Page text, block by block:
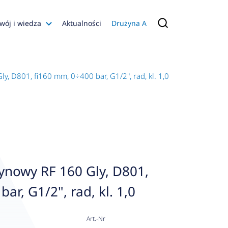
i wiedza
Konfiguratory
Aktualności Drużyna A
D801, fi160 mm, 0÷400 bar, G1/2", rad, kl. 1,0
RF 160 Gly, D801,
G1/2", rad, kl. 1,0
Art.-Nr